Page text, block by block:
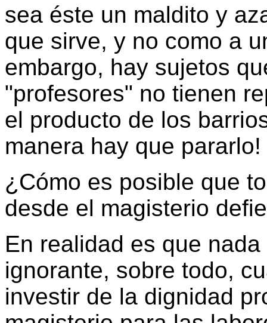
sea éste un maldito y
que sirve, y no como a
embargo, hay sujetos
"profesores" no tienen
el producto de los
manera hay que pararlo!
¿Cómo es posible que
desde el magisterio
En realidad es que
ignorante, sobre todo,
investir de la dignidad